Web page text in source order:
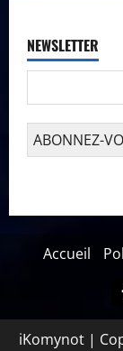
NEWSLETTER
Accueil
iKomynot |